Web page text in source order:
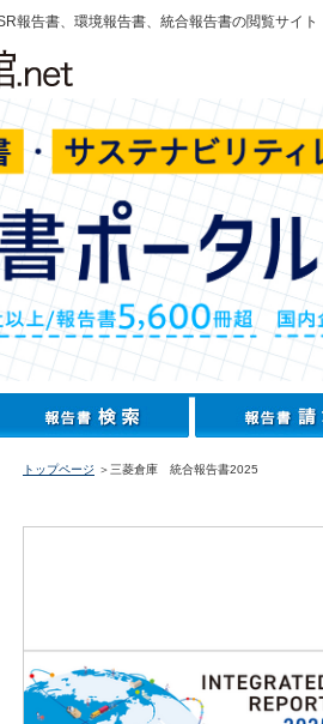
報告書、環境報告書、統合報告書の閲覧サイト
トップページ ＞三菱倉庫 統合報告書2025